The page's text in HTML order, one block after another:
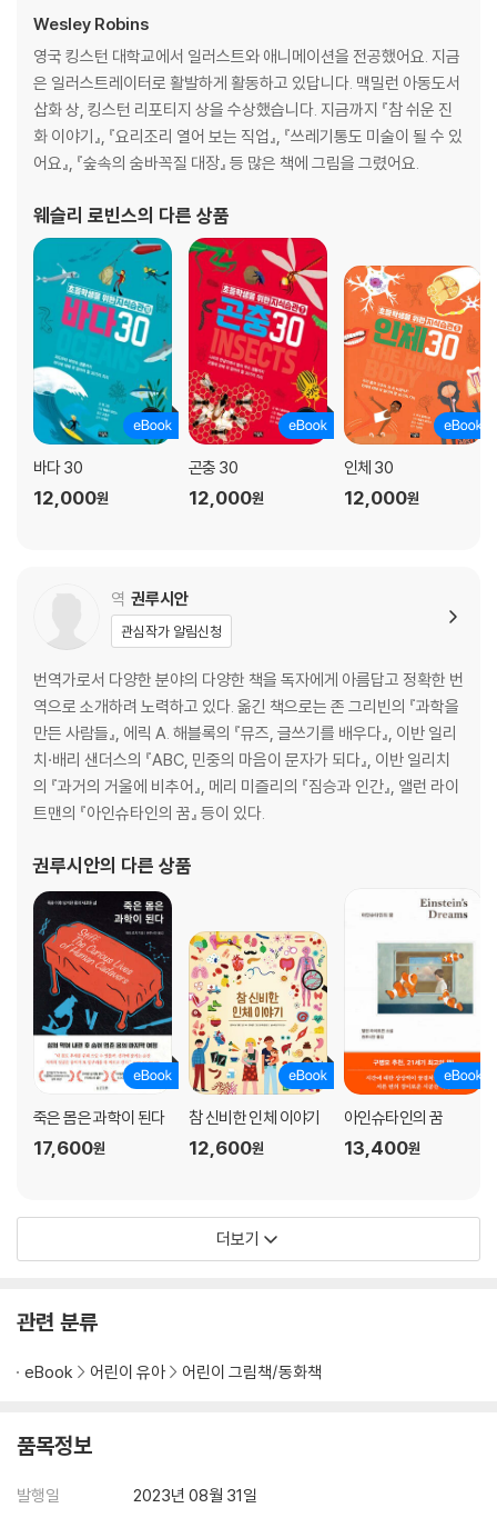
Wesley Robins
영국 킹스턴 대학교에서 일러스트와 애니메이션을 전공했어요. 지금
은 일러스트레이터로 활발하게 활동하고 있답니다. 맥밀런 아동도서
삽화 상, 킹스턴 리포티지 상을 수상했습니다. 지금까지 『참 쉬운 진
화 이야기』, 『요리조리 열어 보는 직업』, 『쓰레기통도 미술이 될 수 있
어요』, 『숲속의 숨바꼭질 대장』 등 많은 책에 그림을 그렸어요.
웨슬리 로빈스의 다른 상품
바다 30
12,000원
곤충 30
12,000원
인체 30
12,000원
역 권루시안
관심작가 알림신청
번역가로서 다양한 분야의 다양한 책을 독자에게 아름답고 정확한 번
역으로 소개하려 노력하고 있다. 옮긴 책으로는 존 그리빈의 『과학을
만든 사람들』, 에릭 A. 해블록의 『뮤즈, 글쓰기를 배우다』, 이반 일리
치·배리 샌더스의 『ABC, 민중의 마음이 문자가 되다』, 이반 일리치
의 『과거의 거울에 비추어』, 메리 미즐리의 『짐승과 인간』, 앨런 라이
트맨의 『아인슈타인의 꿈』 등이 있다.
권루시안의 다른 상품
죽은 몸은 과학이 된다
17,600원
참 신비한 인체 이야기
12,600원
아인슈타인의 꿈
13,400원
더보기
관련 분류
eBook 어린이 유아 어린이 그림책/동화책
품목정보
발행일 2023년 08월 31일